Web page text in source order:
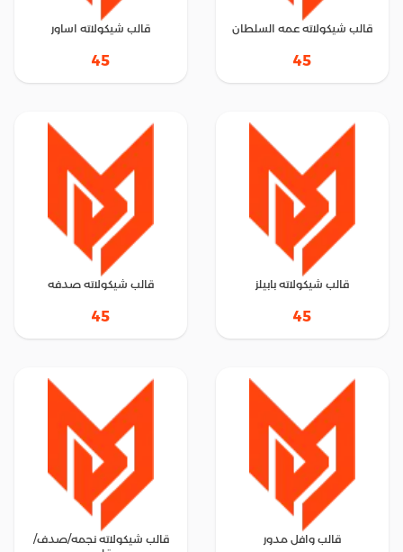
قالب شيكولاته عمه السلطان
45
قالب شيكولاته اساور
45
قالب شيكولاته بابيلز
45
قالب شيكولاته صدفه
45
قالب وافل مدور
قالب شيكولاته نجمه/صدف/